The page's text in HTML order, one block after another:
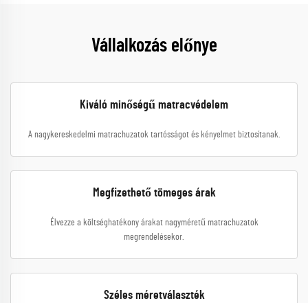
Vállalkozás előnye
Kiváló minőségű matracvédelem
A nagykereskedelmi matrachuzatok tartósságot és kényelmet biztosítanak.
Megfizethető tömeges árak
Élvezze a költséghatékony árakat nagyméretű matrachuzatok
megrendelésekor.
Széles méretválaszték